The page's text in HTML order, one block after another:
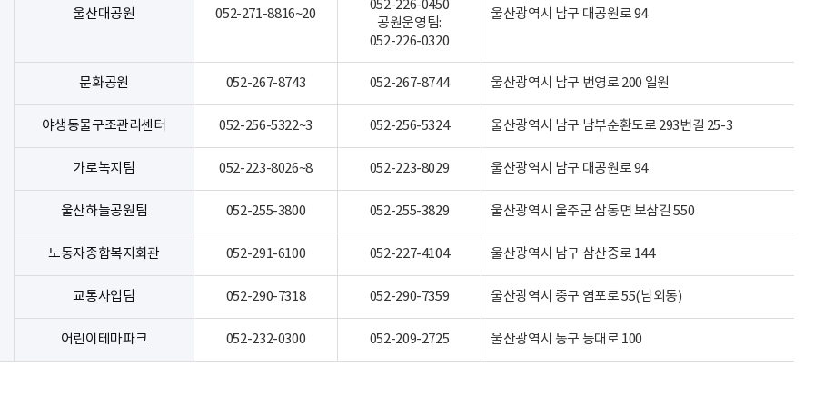
울산대공원 052-271-8816~20
052-226-0450
공원운영팀:
052-226-0320
울산광역시 남구 대공원로 94
문화공원 052-267-8743 052-267-8744 울산광역시 남구 번영로 200 일원
야생동물구조관리센터 052-256-5322~3 052-256-5324 울산광역시 남구 남부순환도로 293번길 25-3
가로녹지팀 052-223-8026~8 052-223-8029 울산광역시 남구 대공원로 94
울산하늘공원팀 052-255-3800 052-255-3829 울산광역시 울주군 삼동면 보삼길 550
노동자종합복지회관 052-291-6100 052-227-4104 울산광역시 남구 삼산중로 144
교통사업팀 052-290-7318 052-290-7359 울산광역시 중구 염포로 55(남외동)
어린이테마파크 052-232-0300 052-209-2725 울산광역시 동구 등대로 100